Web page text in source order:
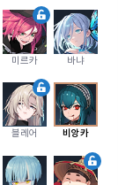
미르카 바냐
블레어 비앙카